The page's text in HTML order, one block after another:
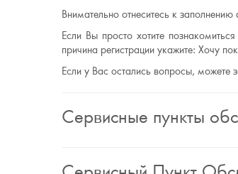
Внимательно отнеситесь к
Если Вы просто хотите
причина регистрации укажите: Хочу
Если у Вас остались вопросы, можете
Сервисные пункты